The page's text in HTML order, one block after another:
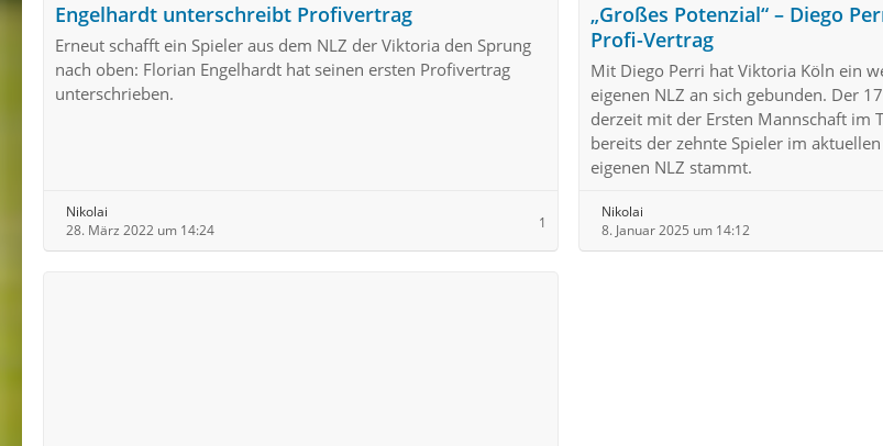
Engelhardt unterschreibt Profivertrag
Erneut schafft ein Spieler aus dem NLZ der Viktoria den Sprung
nach oben: Florian Engelhardt hat seinen ersten Profivertrag
unterschrieben.
Nikolai
28. März 2022 um 14:24
1
„Großes Potenzial“ – Diego
Profi-Vertrag
Mit Diego Perri hat Viktoria Köln ein
eigenen NLZ an sich gebunden. Der
derzeit mit der Ersten Mannschaft im
bereits der zehnte Spieler im
eigenen NLZ stammt.
Nikolai
8. Januar 2025 um 14:12